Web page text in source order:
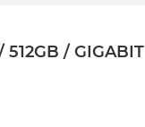
512GB / GIGABIT